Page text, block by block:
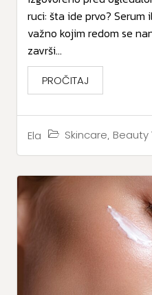
Ela Skincare, Beauty
ruci: šta ide prvo? Serum
važno kojim redom se
završi...
PROČITAJ